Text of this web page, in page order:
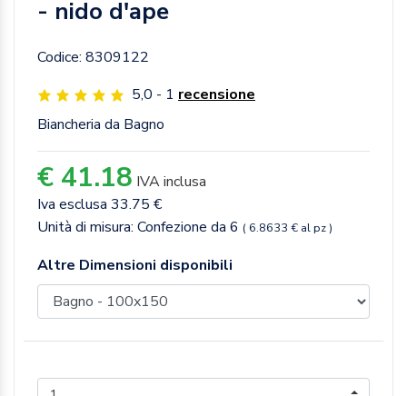
- nido d'ape
Codice: 8309122
5,0 - 1 recensione
Biancheria da Bagno
€ 41.18 IVA inclusa
Iva esclusa 33.75 €
Unità di misura: Confezione da 6 ( 6.8633 € al pz )
Altre Dimensioni disponibili